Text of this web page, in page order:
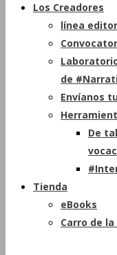
Los Creadores
línea
de
Envíanos
De
Tienda
eBooks
Carro de